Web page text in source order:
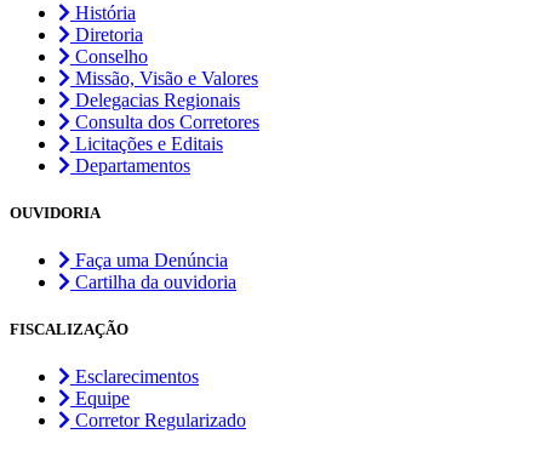
História
Diretoria
Conselho
Missão, Visão e Valores
Delegacias Regionais
Consulta dos Corretores
Licitações e Editais
Departamentos
OUVIDORIA
Faça uma Denúncia
Cartilha da ouvidoria
FISCALIZAÇÃO
Esclarecimentos
Equipe
Corretor Regularizado